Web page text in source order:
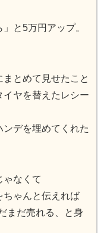
と5万円アップ。
まとめて見せたこと
イヤを替えたレシー
デを埋めてくれた
ゃなくて
ちゃんと伝えれば
まだ売れる、と身